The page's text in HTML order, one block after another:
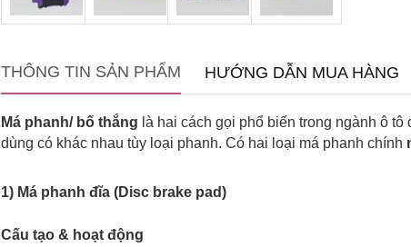
THÔNG TIN SẢN PHẨM HƯỚNG DẪN MUA HÀNG
Má phanh/ bố thắng là hai cách gọi phổ biến trong ngành ô
dùng có khác nhau tùy loại phanh. Có hai loại má phanh chính
1) Má phanh đĩa (Disc brake pad)
Cấu tạo & hoạt động